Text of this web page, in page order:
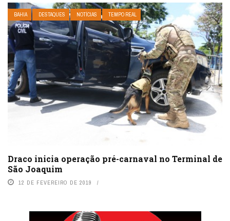
BAHIA DESTAQUES NOTÍCIAS TEMPO REAL
Draco inicia operação pré-carnaval no Terminal de
São Joaquim
12 DE FEVEREIRO DE 2019